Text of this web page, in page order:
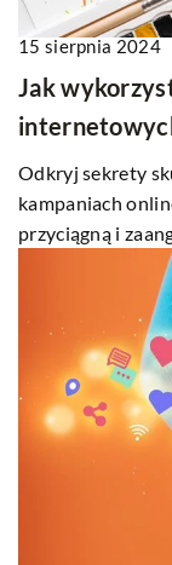
15 sierpnia 2024
Jak
Odkryj sekrety
kampaniach
przyciągną i